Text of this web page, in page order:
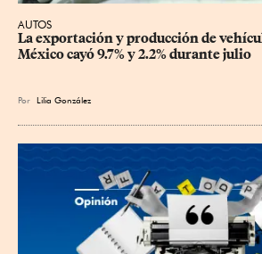
AUTOS
La exportación y producción de
México cayó 9.7% y 2.2% durante julio
Por Lilia González